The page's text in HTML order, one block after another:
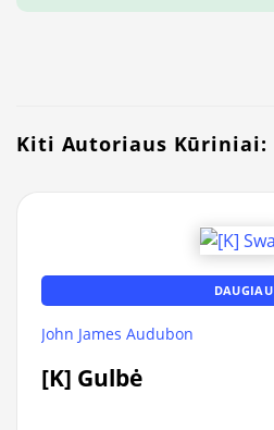
Kiti Autoriaus Kūriniai:
DAUGIAU
John James Audubon
[K] Gulbė